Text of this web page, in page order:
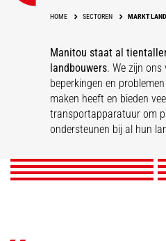
HOME SECTOREN MARKT
Manitou staat al
landbouwers. We zijn
beperkingen en
maken heeft en bieden
transportapparatuur om
ondersteunen bij al hun
Granen
Tuinbouw
ONTDEK
Polycultuur
ONTDEK
Gevogelte
ONTDEK